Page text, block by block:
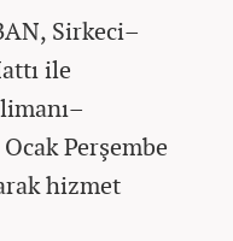
Sirkeci–
ile
Perşembe
hizmet